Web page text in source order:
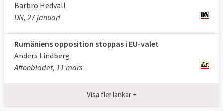
Barbro Hedvall
DN, 27 januari
Rumäniens opposition stoppas i EU-valet
Anders Lindberg
Aftonbladet, 11 mars
Visa fler länkar +